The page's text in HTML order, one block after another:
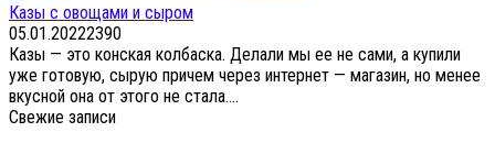
Казы с овощами и сыром
05.01.20222390
Казы — это конская колбаска. Делали мы ее не сами, а купили
уже готовую, сырую причем через интернет — магазин, но менее
вкусной она от этого не стала....
Свежие записи